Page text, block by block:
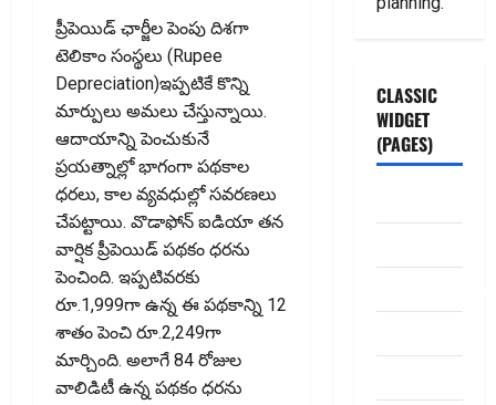
ప్రీపెయిడ్‌ ఛార్జీల పెంపు దిశగా
టెలికాం సంస్థలు (Rupee
Depreciation)ఇప్పటికే కొన్ని
మార్పులు అమలు చేస్తున్నాయి.
ఆదాయాన్ని పెంచుకునే
ప్రయత్నాల్లో భాగంగా పథకాల
ధరలు, కాల వ్య‌వ‌ధుల్లో సవరణలు
చేపట్టాయి. వొడాఫోన్‌ ఐడియా తన
వార్షిక ప్రీపెయిడ్‌ పథకం ధరను
పెంచింది. ఇప్పటివరకు
రూ.1,999గా ఉన్న ఈ పథకాన్ని 12
శాతం పెంచి రూ.2,249గా
మార్చింది. అలాగే 84 రోజుల
వాలిడిటీ ఉన్న పథకం ధరను
CLASSIC
WIDGET
(PAGES)